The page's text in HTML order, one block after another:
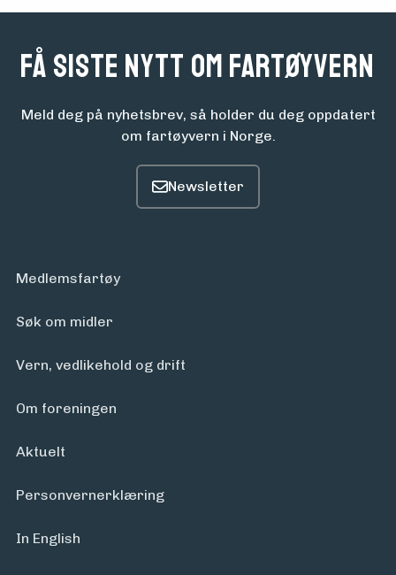
Om
foreningen
Få siste nytt om fartøyvern
Meld deg på nyhetsbrev, så holder du deg oppdatert
om fartøyvern i Norge.
Medlemsfartøy
Søk om midler
Vern, vedlikehold og drift
Om foreningen
Aktuelt
Personvern­erklæring
In English